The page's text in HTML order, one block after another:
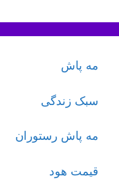
مه پاش
سبک زندگی
مه پاش رستوران
قیمت هود